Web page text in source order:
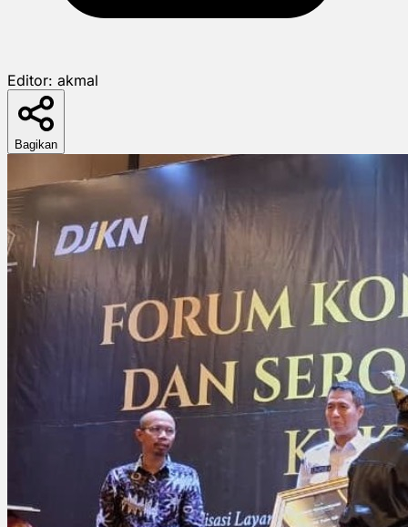
Editor: akmal
Bagikan